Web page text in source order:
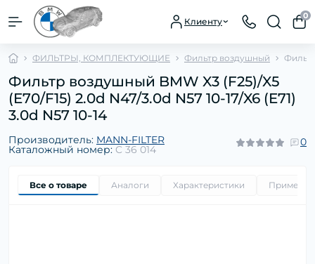
Клиенту
0
ФИЛЬТРЫ, КОМПЛЕКТУЮЩИЕ Фильтр воздушный
Фильтр воздушный BMW X3 (F25)/X5
(E70/F15) 2.0d N47/3.0d N57 10-17/X6 (E71)
3.0d N57 10-14
Производитель: MANN-FILTER
Каталожный номер: C 36 014
0
Все о товаре Аналоги Характеристики